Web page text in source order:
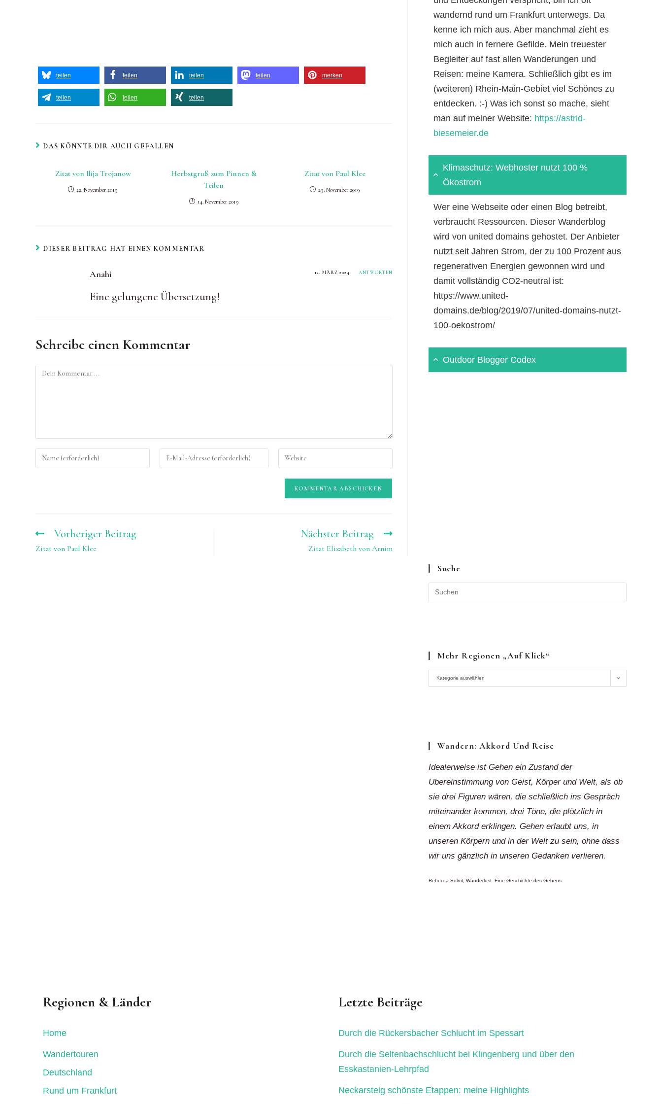
teilen teilen teilen teilen merken
teilen teilen teilen
DAS KÖNNTE DIR AUCH GEFALLEN
Zitat von Ilija Trojanow
22. November 2019
Herbstgruß zum Pinnen &
Teilen
14. November 2019
Zitat von Paul Klee
29. November 2019
DIESER BEITRAG HAT EINEN KOMMENTAR
Anahi 12. MÄRZ 2024 ANTWORTEN
Eine gelungene Übersetzung!
Schreibe einen Kommentar
Kommentieren
Gib
deinen
Gib
deine
Gib
deine
Website-
URL
(optional)
WeitereVorheriger Beitrag
Zitat von Paul Klee
Nächster Beitrag
Zitat Elizabeth von Arnim
wandernd rund um Frankfurt unterwegs. Da
kenne ich mich aus. Aber manchmal zieht es
mich auch in fernere Gefilde. Mein treuester
Begleiter auf fast allen Wanderungen und
Reisen: meine Kamera. Schließlich gibt es im
(weiteren) Rhein-Main-Gebiet viel Schönes zu
entdecken. :-) Was ich sonst so mache, sieht
man auf meiner Website: https://astrid-
biesemeier.de
Klimaschutz: Webhoster nutzt 100 %
Ökostrom
Wer eine Webseite oder einen Blog betreibt,
verbraucht Ressourcen. Dieser Wanderblog
wird von united domains gehostet. Der Anbieter
nutzt seit Jahren Strom, der zu 100 Prozent aus
regenerativen Energien gewonnen wird und
damit vollständig CO2-neutral ist:
https://www.united-
domains.de/blog/2019/07/united-domains-nutzt-
100-oekostrom/
Outdoor Blogger Codex
Suche
Mehr Regionen „auf Klick“
Mehr
Kategorie auswählen
Wandern: Akkord Und Reise
Idealerweise ist Gehen ein Zustand der
Übereinstimmung von Geist, Körper und Welt, als ob
sie drei Figuren wären, die schließlich ins Gespräch
miteinander kommen, drei Töne, die plötzlich in
einem Akkord erklingen. Gehen erlaubt uns, in
unseren Körpern und in der Welt zu sein, ohne dass
wir uns gänzlich in unseren Gedanken verlieren.
Rebecca Solnit, Wanderlust. Eine Geschichte des Gehens
Regionen & Länder
Home
Wandertouren
Deutschland
Rund um Frankfurt
Letzte Beiträge
Durch die Rückersbacher Schlucht im Spessart
Durch die Seltenbachschlucht bei Klingenberg und über den
Esskastanien-Lehrpfad
Neckarsteig schönste Etappen: meine Highlights